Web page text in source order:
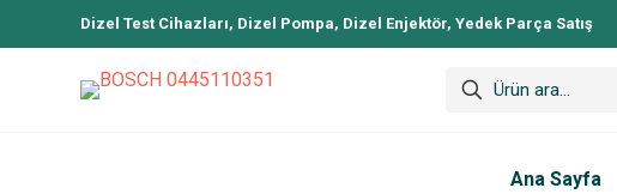
Dizel Test Cihazları, Dizel Pompa, Dizel Enjektör, Yedek Parça Satış
Ana Sayfa